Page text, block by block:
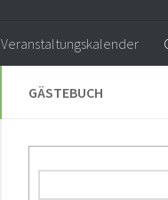
Veranstaltungskalender
GÄSTEBUCH